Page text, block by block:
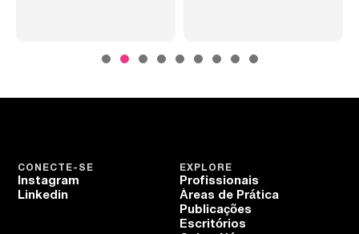
EXPLORE
Profissionais
Áreas de Prática
Publicações
Escritórios
CONECTE-SE
Instagram
Linkedin